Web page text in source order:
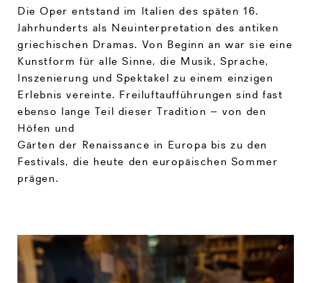
Die Oper entstand im Italien des späten 16.
Jahrhunderts als Neuinterpretation des antiken
griechischen Dramas. Von Beginn an war sie eine
Kunstform für alle Sinne, die Musik, Sprache,
Inszenierung und Spektakel zu einem einzigen
Erlebnis vereinte. Freiluftaufführungen sind fast
ebenso lange Teil dieser Tradition – von den
Höfen und
Gärten der Renaissance in Europa bis zu den
Festivals, die heute den europäischen Sommer
prägen.